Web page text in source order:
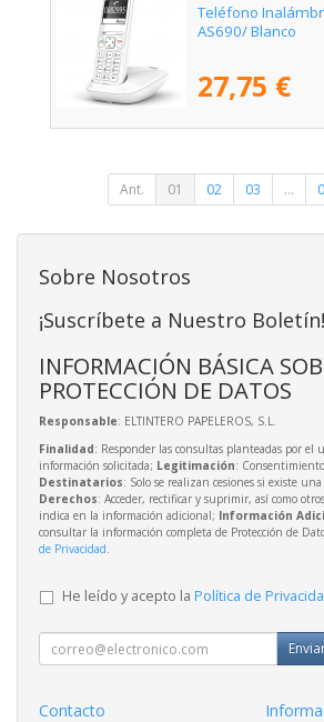
Teléfono
AS690/ Blanco
27,75 €
Ant. 01 02 03 ...
Sobre Nosotros
¡Suscríbete a Nuestro Boletín!
INFORMACIÓN BÁSICA
PROTECCIÓN DE DATOS
Responsable: ELTINTERO PAPELEROS, S.L.
Finalidad: Responder las consultas planteadas por el
información solicitada; Legitimación:
Destinatarios: Solo se realizan cesiones si existe
Derechos: Acceder, rectificar y suprimir, así como
indica en la información adicional; Información
consultar la información completa de Protección de
de Privacidad.
He leído y acepto la Política de
Contacto